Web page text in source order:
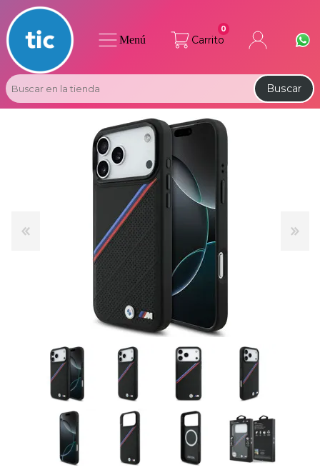
Carrito
0
Buscar
Menú